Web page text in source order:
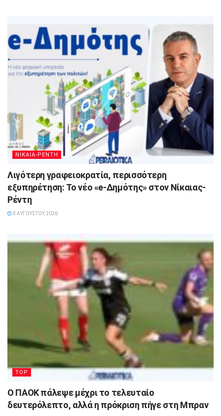
ΝΙΚΑΙΑ-ΡΕΝΤΗ
Λιγότερη γραφειοκρατία, περισσότερη
εξυπηρέτηση: Το νέο «e-Δημότης» στον Νίκαιας-
Ρέντη
8 ΑΥΓΟΎΣΤΟΥ, 2026
TOP
Ο ΠΑΟΚ πάλεψε μέχρι το τελευταίο
δευτερόλεπτο, αλλά η πρόκριση πήγε στη Μπραν